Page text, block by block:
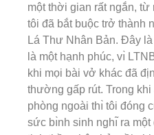
một thời gian rất ngắn, từ
tôi đã bắt buộc trở thành
Lá Thư Nhân Bản. Đây
là một hạnh phúc, vı̀
khi mọi bài vở khác đã
thường gấp rút. Trong
phòng ngoài thı̀ tôi đóng
sức bı̀nh sinh nghı̃ ra